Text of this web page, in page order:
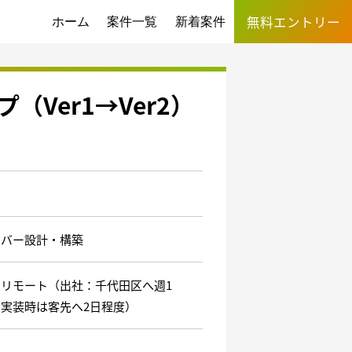
無料エントリー
ホーム 案件一覧 新着案件
（Ver1→Ver2）
ー設計・構築
モート（出社：千代田区へ週1
装時は客先へ2日程度）